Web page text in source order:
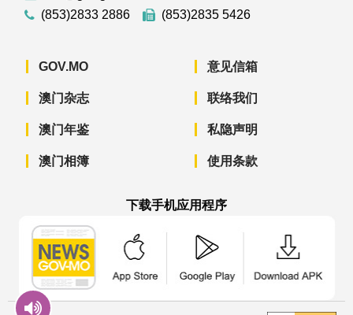
(853)2833 2886
(853)2835 5426
GOV.MO
澳门杂志
澳门年鉴
澳门相簿
意见信箱
联络我们
私隐声明
使用条款
下载手机应用程序